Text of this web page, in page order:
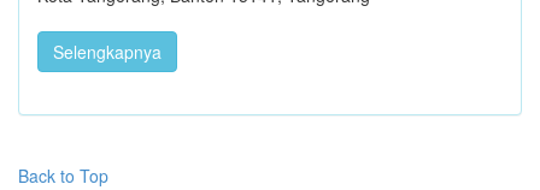
Selengkapnya
Back to Top